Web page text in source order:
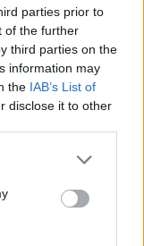
parties prior to
of the further
third parties on the
information may
the IAB’s List of
disclose it to other
forti anche
sin dalla
quale ha
sono
perso la